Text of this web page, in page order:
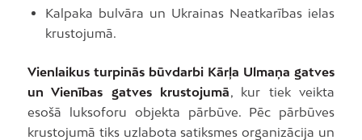
Kalpaka bulvāra un Ukrainas Neatkarības ielas
krustojumā.
Vienlaikus turpinās būvdarbi Kārļa Ulmaņa gatves
un Vienības gatves krustojumā, kur tiek veikta
esošā luksoforu objekta pārbūve. Pēc pārbūves
krustojumā tiks uzlabota satiksmes organizācija un